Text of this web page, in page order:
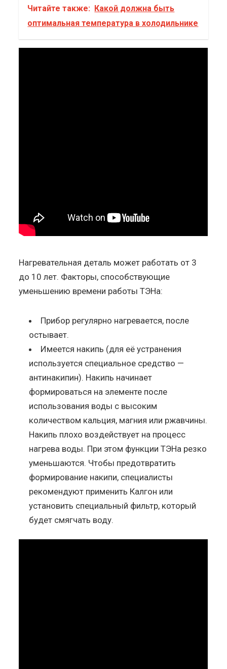
Читайте также: Какой должна быть
оптимальная температура в холодильнике
Нагревательная деталь может работать от 3
до 10 лет. Факторы, способствующие
уменьшению времени работы ТЭНа:
Прибор регулярно нагревается, после
остывает.
Имеется накипь (для её устранения
используется специальное средство —
антинакипин). Накипь начинает
формироваться на элементе после
использования воды с высоким
количеством кальция, магния или ржавчины.
Накипь плохо воздействует на процесс
нагрева воды. При этом функции ТЭНа резко
уменьшаются. Чтобы предотвратить
формирование накипи, специалисты
рекомендуют применить Калгон или
установить специальный фильтр, который
будет смягчать воду.